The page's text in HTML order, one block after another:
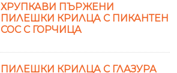
ХРУПКАВИ ПЪРЖЕНИ
ПИЛЕШКИ КРИЛЦА С ПИКАНТЕН
СОС С ГОРЧИЦА
ПИЛЕШКИ КРИЛЦА С ГЛАЗУРА